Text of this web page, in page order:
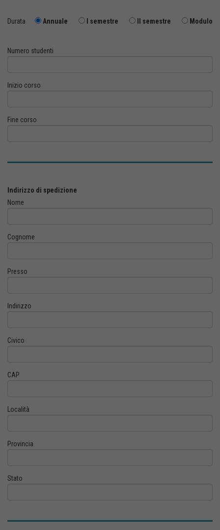
Durata Annuale I semestre II semestre Modulo
Numero studenti
Inizio corso
Fine corso
Indirizzo di spedizione
Nome
Cognome
Presso
Indirizzo
Civico
CAP
Località
Provincia
Stato